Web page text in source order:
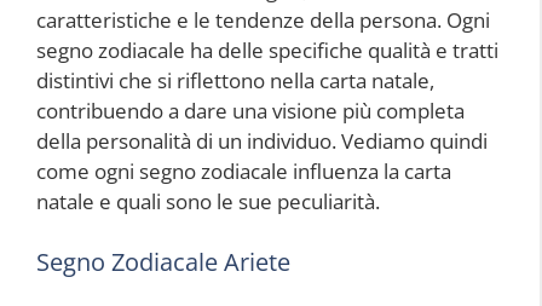
caratteristiche e le tendenze della persona. Ogni
segno zodiacale ha delle specifiche qualità e tratti
distintivi che si riflettono nella carta natale,
contribuendo a dare una visione più completa
della personalità di un individuo. Vediamo quindi
come ogni segno zodiacale influenza la carta
natale e quali sono le sue peculiarità.
Segno Zodiacale Ariete